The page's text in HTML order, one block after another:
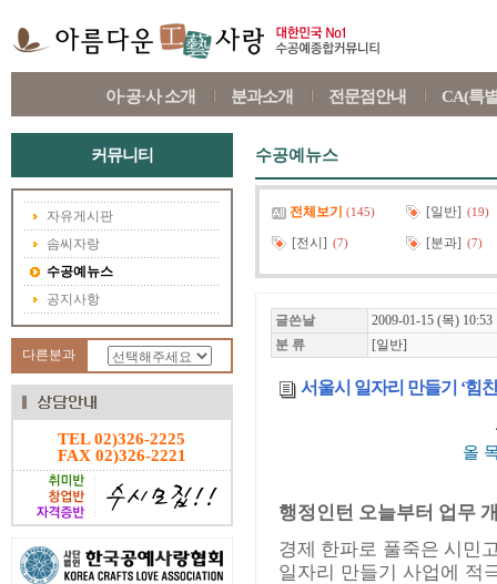
아·공·사 소개 분과소개 전문점안내 CA(특
커뮤니티
자유게시판
솜씨자랑
수공예뉴스
공지사항
다른분과
TEL 02)326-2225
FAX 02)326-2221
수공예뉴스
전체보기 (145) [일반] (19)
[전시] (7) [분과] (7)
글쓴날
2009-01-15 (목) 10:53
분 류
[일반]
서울시 일자리 만들기 ‘힘
올
행정인턴 오늘부터 업무
경제 한파로 풀죽은 시민
일자리 만들기 사업에 적